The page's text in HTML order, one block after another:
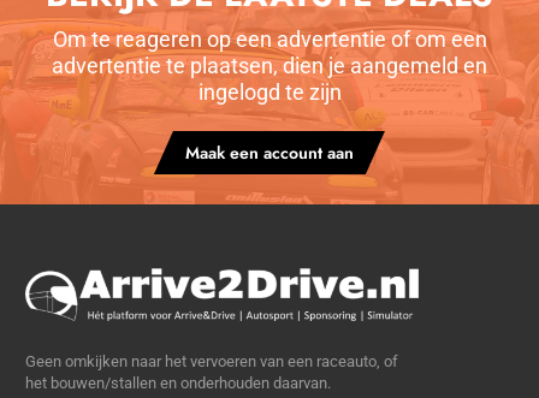
Om te reageren op een advertentie of om een
advertentie te plaatsen, dien je aangemeld en
ingelogd te zijn
Maak een account aan
Geen omkijken naar het vervoeren van een raceauto, of
het bouwen/stallen en onderhouden daarvan.